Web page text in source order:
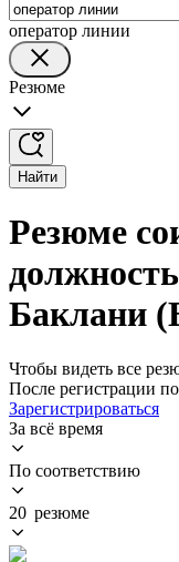
оператор линии
Резюме
Найти
Резюме
Баклани
Чтобы видеть все
После регистрации
Зарегистрироваться
За всё время
По соответствию
20 резюме